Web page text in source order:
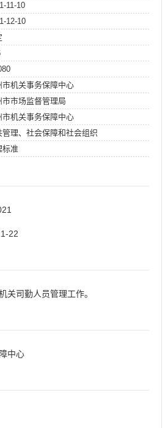
11-10
12-10
市机关事务保障中心
市市场监督管理局
市机关事务保障中心
管理、社会保障和社会组织
标准
22
关司勤人员管理工作。
中心